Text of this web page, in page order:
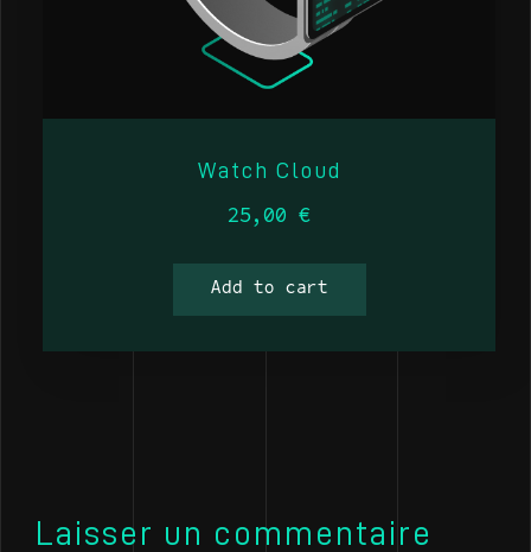
Watch Cloud
25,00€
Add to cart
Laisser un commentaire